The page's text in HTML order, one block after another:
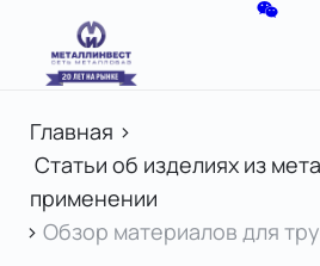
Главная >
Статьи об изделиях из
применении
> Обзор материалов для